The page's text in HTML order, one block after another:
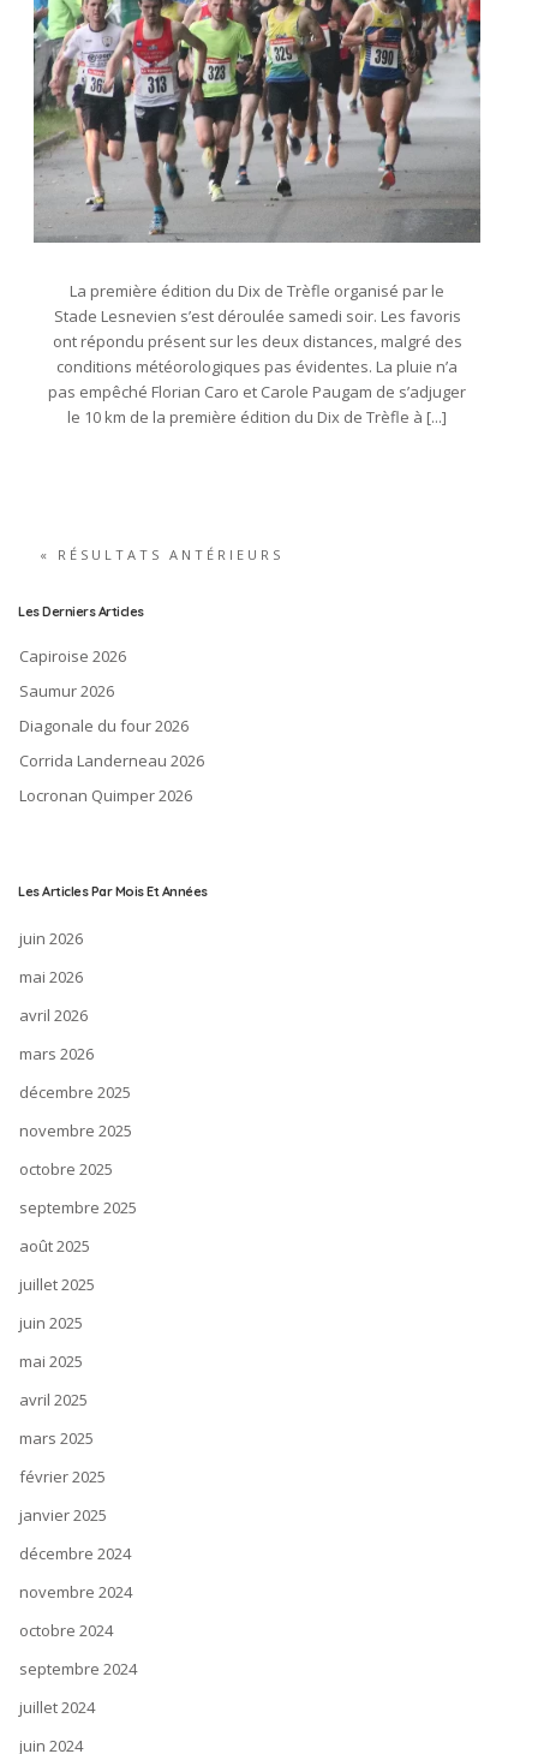
La première édition du Dix de Trèfle organisé par le
Stade Lesnevien s’est déroulée samedi soir. Les favoris
ont répondu présent sur les deux distances, malgré des
conditions météorologiques pas évidentes. La pluie n’a
pas empêché Florian Caro et Carole Paugam de s’adjuger
le 10 km de la première édition du Dix de Trèfle à [...]
« RÉSULTATS ANTÉRIEURS
Les Derniers Articles
Capiroise 2026
Saumur 2026
Diagonale du four 2026
Corrida Landerneau 2026
Locronan Quimper 2026
Les Articles Par Mois Et Années
juin 2026
mai 2026
avril 2026
mars 2026
décembre 2025
novembre 2025
octobre 2025
septembre 2025
août 2025
juillet 2025
juin 2025
mai 2025
avril 2025
mars 2025
février 2025
janvier 2025
décembre 2024
novembre 2024
octobre 2024
septembre 2024
juillet 2024
juin 2024